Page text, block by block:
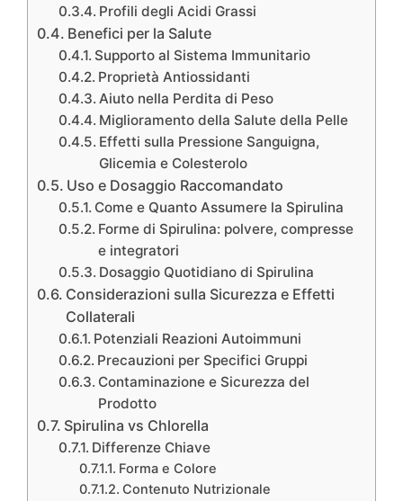
Profili degli Acidi Grassi
Benefici per la Salute
Supporto al Sistema Immunitario
Proprietà Antiossidanti
Aiuto nella Perdita di Peso
Miglioramento della Salute della Pelle
Effetti sulla Pressione Sanguigna,
Glicemia e Colesterolo
Uso e Dosaggio Raccomandato
Come e Quanto Assumere la Spirulina
Forme di Spirulina: polvere, compresse
e integratori
Dosaggio Quotidiano di Spirulina
Considerazioni sulla Sicurezza e Effetti
Collaterali
Potenziali Reazioni Autoimmuni
Precauzioni per Specifici Gruppi
Contaminazione e Sicurezza del
Prodotto
Spirulina vs Chlorella
Differenze Chiave
Forma e Colore
Contenuto Nutrizionale